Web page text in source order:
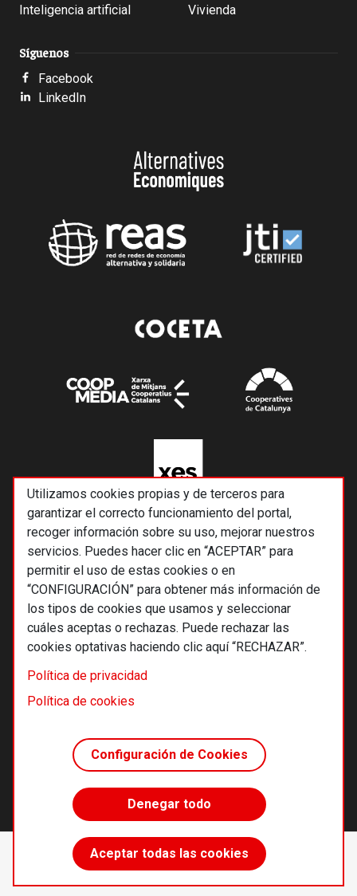
Utilizamos cookies propias y de terceros para
garantizar el correcto funcionamiento del portal,
recoger información sobre su uso, mejorar nuestros
servicios. Puedes hacer clic en “ACEPTAR” para
permitir el uso de estas cookies o en
“CONFIGURACIÓN” para obtener más información de
los tipos de cookies que usamos y seleccionar
cuáles aceptas o rechazas. Puede rechazar las
cookies optativas haciendo clic aquí “RECHAZAR”.
Política de privacidad
Política de cookies
Configuración de Cookies
Denegar todo
Aceptar todas las cookies
Accede sin límites
desde 55 €/año
Suscríbete
Inteligencia artificial
Vivienda
Síguenos
Facebook
LinkedIn
© 2026 Alternativas económicas SCCL
Footer
Términos y condiciones de uso
Política de cookies
Principios editoriales